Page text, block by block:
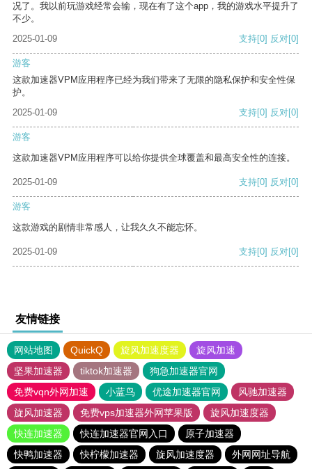
况了。我以前玩游戏经常会输，现在有了这个app，我的游戏水平提升了
不少。
2025-01-09
支持[0] 反对[0]
游客
这款加速器VPM应用程序已经为我们带来了无限的隐私保护和安全性保
护。
2025-01-09
支持[0] 反对[0]
游客
这款加速器VPM应用程序可以给你提供全球覆盖和最高安全性的连接。
2025-01-09 支持[0] 反对[0]
游客
这款游戏的剧情非常感人，让我久久不能忘怀。
2025-01-09 支持[0] 反对[0]
友情链接
网站地图 QuickQ 旋风加速度器
旋风加速
坚果加速器
tiktok加速器
狗急加速器官网
免费vqn外网加速
小蓝鸟 优途加速器官网
风驰加速器
旋风加速器
免费vps加速器外网苹果版
旋风加速度器
快连加速器
快连加速器官网入口
原子加速器
快鸭加速器
快柠檬加速器 旋风加速度器
外网网址导航